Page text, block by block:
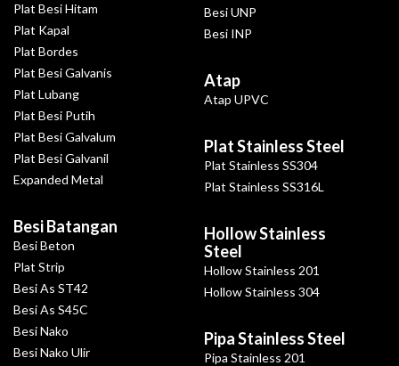
Plat Besi Hitam
Plat Kapal
Plat Bordes
Plat Besi Galvanis
Plat Lubang
Plat Besi Putih
Plat Besi Galvalum
Plat Besi Galvanil
Expanded Metal
Besi Batangan
Besi Beton
Plat Strip
Besi As ST42
Besi As S45C
Besi Nako
Besi Nako Ulir
Besi UNP
Besi INP
Atap
Atap UPVC
Plat Stainless Steel
Plat Stainless SS304
Plat Stainless SS316L
Hollow Stainless
Steel
Hollow Stainless 201
Hollow Stainless 304
Pipa Stainless Steel
Pipa Stainless 201